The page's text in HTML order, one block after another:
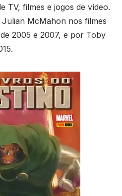
TV, filmes e jogos de vídeo.
McMahon nos filmes
2005 e 2007, e por Toby